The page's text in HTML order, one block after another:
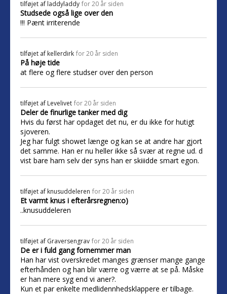
tilføjet af laddyladdy for 20 år siden
Studsede også lige over den
!!! Pænt irriterende
tilføjet af kellerdirk for 20 år siden
På høje tide
at flere og flere studser over den person
tilføjet af Levelivet for 20 år siden
Deler de finurlige tanker med dig
Hvis du først har opdaget det nu, er du ikke for hutigt
sjoveren.
Jeg har fulgt showet længe og kan se at andre har gjort
det samme. Han er nu heller ikke så svær at regne ud. d
vist bare ham selv der syns han er skiiidde smart egon.
tilføjet af knusuddeleren for 20 år siden
Et varmt knus i efterårsregnen:o)
..knusuddeleren
tilføjet af Graversengrav for 20 år siden
De er i fuld gang fornemmer man
Han har vist overskredet manges grænser mange gange
efterhånden og han blir værre og værre at se på. Måske
er han mere syg end vi aner?.
Kun et par enkelte medlidennhedsklappere er tilbage.